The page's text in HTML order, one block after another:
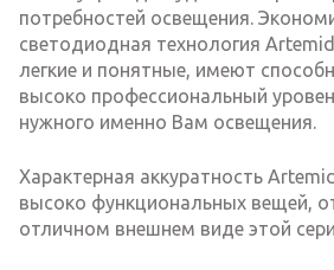
потребностей освещения.
светодиодная технология
легкие и понятные, имеют
высоко профессиональный
нужного именно Вам освещения.
Характерная аккуратность
высоко функциональных вещей,
отличном внешнем виде этой